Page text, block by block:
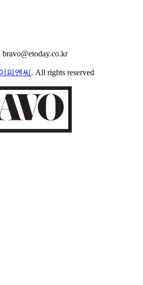
피엔씨 . All rights reserved